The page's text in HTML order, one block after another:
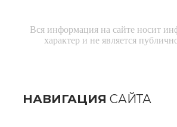
Вся информация на сайте носит
характер и не является
НАВИГАЦИЯ САЙТА